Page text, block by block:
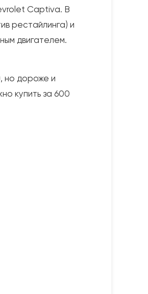
Captiva. В
рестайлинга) и
двигателем.
но дороже и
купить за 600